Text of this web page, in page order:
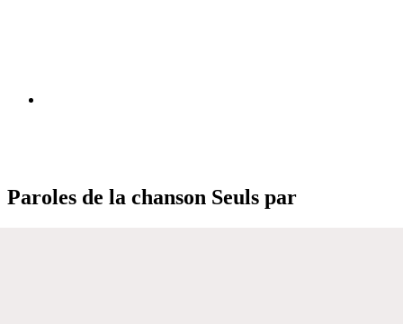
Paroles de la chanson Seuls par